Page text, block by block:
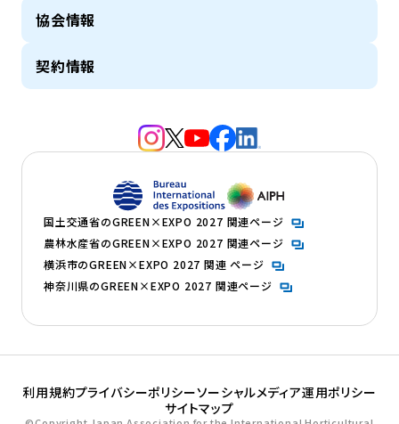
協会情報
契約情報
（新規タブで開きます）
（新規タブで開きます）
（新規タブで開きます）
（新規タブで開きます）（新規タブで開きます）
国土交通省のGREEN×EXPO 2027 関連ページ
農林水産省のGREEN×EXPO 2027 関連ページ
横浜市のGREEN×EXPO 2027 関連 ページ
神奈川県のGREEN×EXPO 2027 関連ページ
利用規約プライバシーポリシーソーシャルメディア運用ポリシー
サイトマップ